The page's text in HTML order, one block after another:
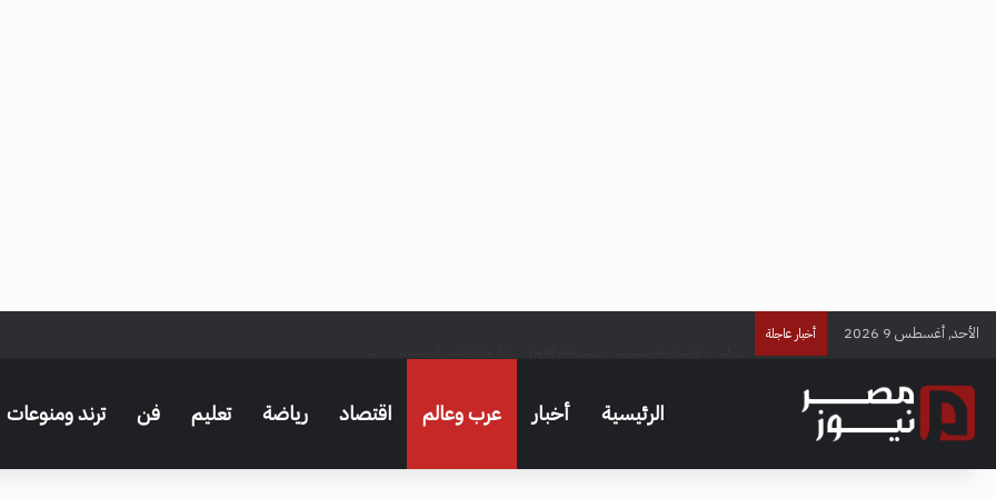
الأحد, أغسطس 9 2026 أخبار عاجلة
الرئيسية أخبار عرب وعالم اقتصاد رياضة تعليم فن ترند ومنوعات